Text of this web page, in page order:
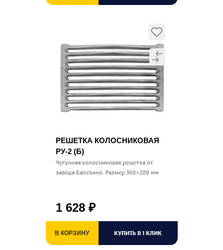
РЕШЕТКА КОЛОСНИКОВАЯ
РУ-2 (Б)
Чугунная колосниковая решетка от
завода Балезино. Размер 300×200 мм
1 628 ₽
В КОРЗИНУ КУПИТЬ В 1 КЛИК